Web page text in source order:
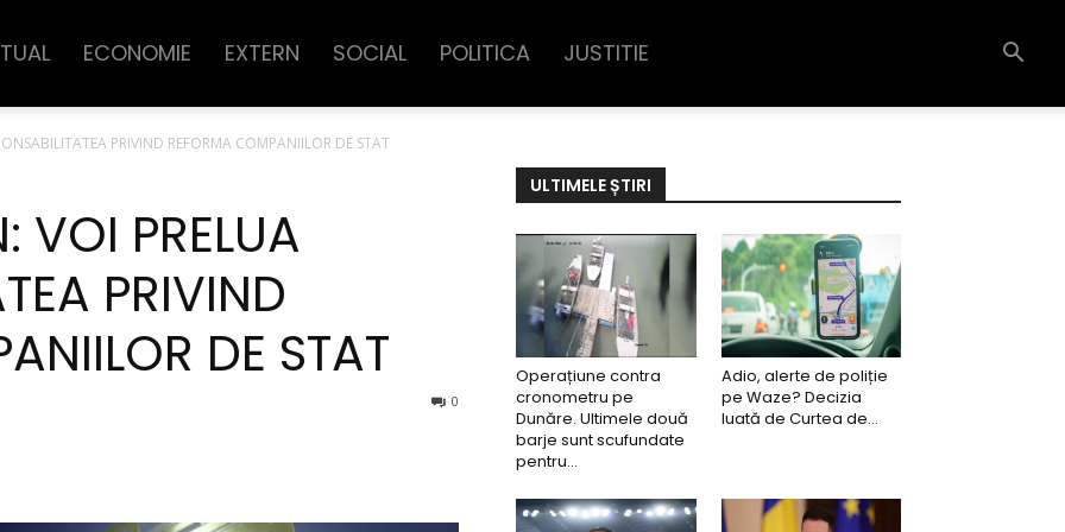
ECONOMIE EXTERN SOCIAL POLITICA JUSTITIE
PRIVIND REFORMA COMPANIILOR DE STAT
VOI PRELUA
PRIVIND
DE STAT
0
ULTIMELE ȘTIRI
Operațiune contra
cronometru pe
Dunăre. Ultimele două
barje sunt scufundate
pentru...
Adio, alerte de poliție
pe Waze? Decizia
luată de Curtea de...